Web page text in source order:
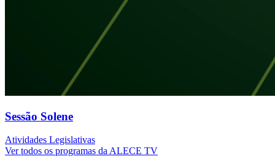
Sessão Solene
Atividades Legislativas
Ver todos os programas da ALECE TV